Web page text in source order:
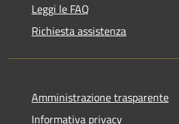
Leggi le FAQ
Richiesta assistenza
Amministrazione trasparente
Informativa privacy